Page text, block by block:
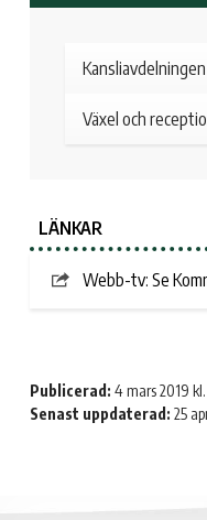
Kansliavdelningen
Växel och
LÄNKAR
Webb-tv: Se
Publicerad: 4 mars 2019 kl.
Senast uppdaterad: 25